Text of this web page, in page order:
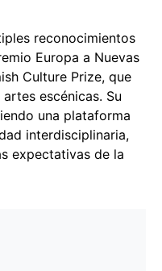
reconocimientos
Europa a Nuevas
Culture Prize, que
escénicas. Su
una plataforma
interdisciplinaria,
expectativas de la